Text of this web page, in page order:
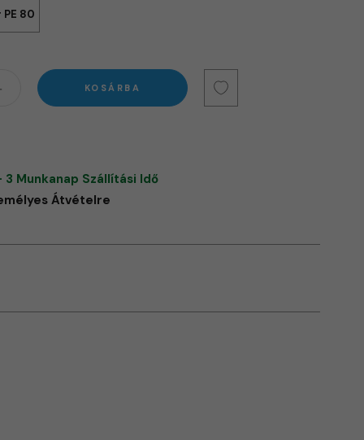
PE 80
KOSÁRBA
3 Munkanap Szállítási Idő
Átvételre